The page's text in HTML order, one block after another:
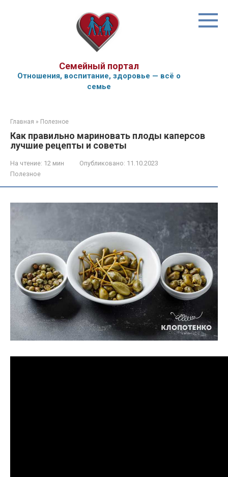
Семейный портал
Отношения, воспитание, здоровье — всё о
семье
Главная » Полезное
Как правильно мариновать плоды каперсов
лучшие рецепты и советы
На чтение: 12 мин Опубликовано: 11.10.2023
Полезное